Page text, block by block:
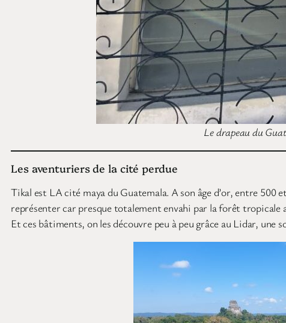
Le drapeau du
Les aventuriers de la cité perdue
Tikal est LA cité maya du Guatemala. A son âge d’or, entre 500
représenter car presque totalement envahi par la forêt tropicale
Et ces bâtiments, on les découvre peu à peu grâce au Lidar,